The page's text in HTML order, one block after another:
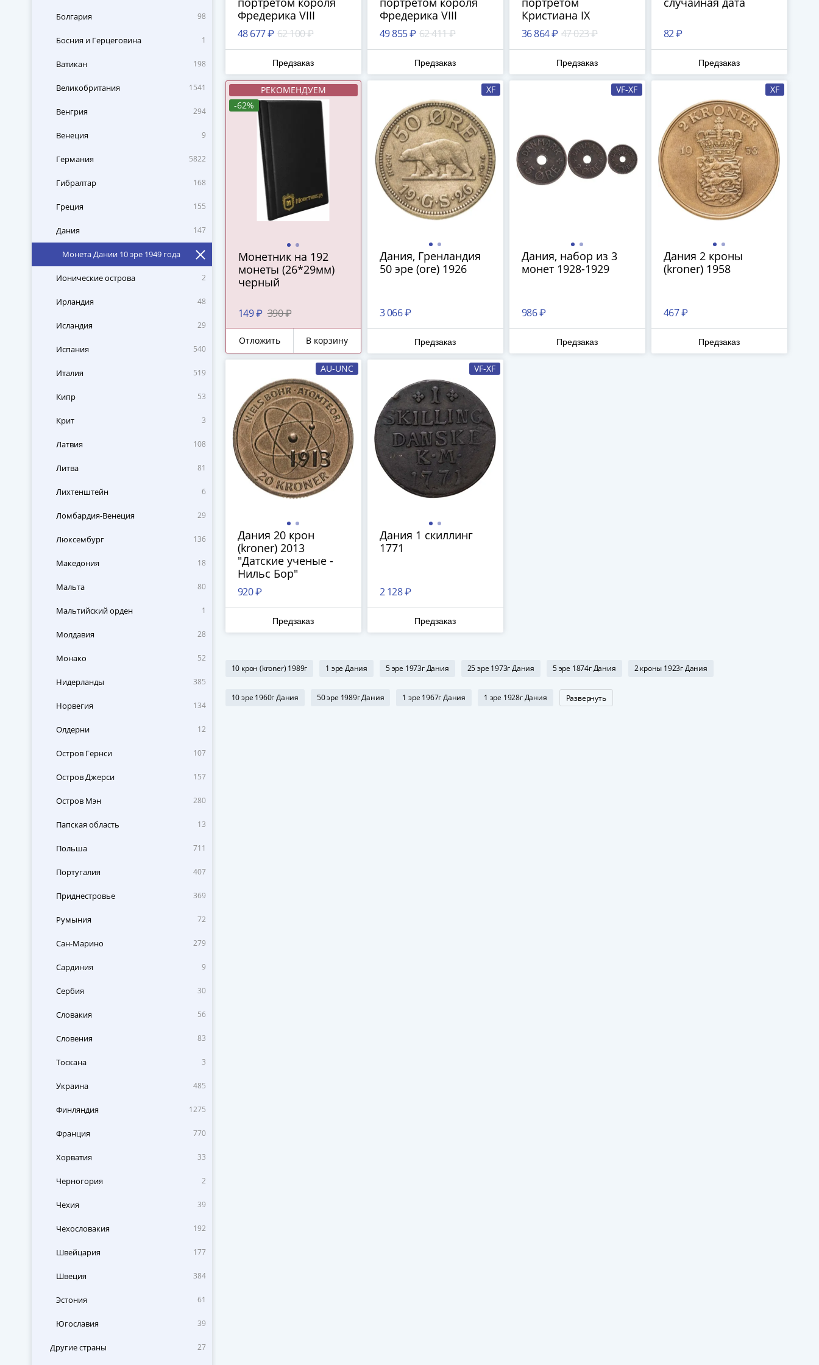
Болгария 98
Босния и Герцеговина 1
Ватикан 198
Великобритания 1541
Венгрия 294
Венеция 9
Германия 5822
Гибралтар 168
Греция 155
Дания
Монета Дании 10 эре 1949 года
147
Ионические острова 2
Ирландия 48
Исландия 29
Испания 540
Италия 519
Кипр 53
Крит 3
Латвия 108
Литва 81
Лихтенштейн 6
Ломбардия-Венеция 29
Люксембург 136
Македония 18
Мальта 80
Мальтийский орден 1
Молдавия 28
Монако 52
Нидерланды 385
Норвегия 134
Олдерни 12
Остров Гернси 107
Остров Джерси 157
Остров Мэн 280
Папская область 13
Польша 711
Португалия 407
Приднестровье 369
Румыния 72
Сан-Марино 279
Сардиния 9
Сербия 30
Словакия 56
Словения 83
Тоскана 3
Украина 485
Финляндия 1275
Франция 770
Хорватия 33
Черногория 2
Чехия 39
Чехословакия 192
Швейцария 177
Швеция 384
Эстония 61
Югославия 39
Другие страны 27
Фредерика VIII
48 677 ₽ 62 100 ₽
Предзаказ
Фредерика VIII
49 855 ₽ 62 411 ₽
Предзаказ
Кристиана IX
36 864 ₽ 47 023 ₽
Предзаказ
82 ₽
Предзаказ
РЕКОМЕНДУЕМ
-62%
Монетник на 192
монеты (26*29мм)
черный
149 ₽ 390 ₽
Отложить В корзину
XF
Дания, Гренландия
50 эре (ore) 1926
3 066 ₽
Предзаказ
VF-XF
Дания, набор из 3
монет 1928-1929
986 ₽
Предзаказ
XF
Дания 2 кроны
(kroner) 1958
467 ₽
Предзаказ
AU-UNC
Дания 20 крон
(kroner) 2013
"Датские ученые -
Нильс Бор"
920 ₽
Предзаказ
VF-XF
Дания 1 скиллинг
1771
2 128 ₽
Предзаказ
10 крон (kroner) 1989г 1 эре Дания 5 эре 1973г Дания 25 эре 1973г Дания 5 эре 1874г Дания 2 кроны 1923г Дания
10 эре 1960г Дания 50 эре 1989г Дания 1 эре 1967г Дания 1 эре 1928г Дания Развернуть